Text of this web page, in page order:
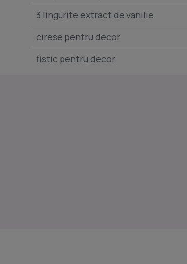
3 lingurite extract de vanilie
cirese pentru decor
fistic pentru decor